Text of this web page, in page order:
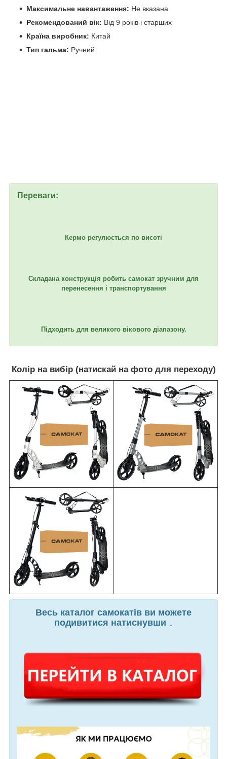
Максимальне навантаження: Не вказана
Рекомендований вік: Від 9 років і старших
Країна виробник: Китай
Тип гальма: Ручний
Переваги:
Кермо регулюється по висоті
Складана конструкція робить самокат зручним для
перенесення і транспортування
Підходить для великого вікового діапазону.
Колір на вибір (натискай на фото для переходу)
Весь каталог самокатів ви можете
подивитися натиснувши ↓